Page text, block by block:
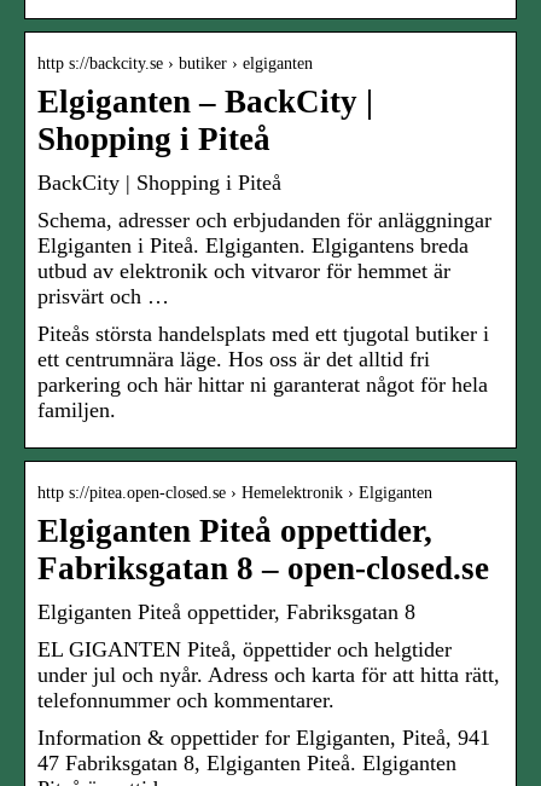
http s://backcity.se › butiker › elgiganten
Elgiganten – BackCity |
Shopping i Piteå
BackCity | Shopping i Piteå
Schema, adresser och erbjudanden för anläggningar
Elgiganten i Piteå. Elgiganten. Elgigantens breda
utbud av elektronik och vitvaror för hemmet är
prisvärt och …
Piteås största handelsplats med ett tjugotal butiker i
ett centrumnära läge. Hos oss är det alltid fri
parkering och här hittar ni garanterat något för hela
familjen.
http s://pitea.open-closed.se › Hemelektronik › Elgiganten
Elgiganten Piteå oppettider,
Fabriksgatan 8 – open-closed.se
Elgiganten Piteå oppettider, Fabriksgatan 8
EL GIGANTEN Piteå, öppettider och helgtider
under jul och nyår. Adress och karta för att hitta rätt,
telefonnummer och kommentarer.
Information & oppettider for Elgiganten, Piteå, 941
47 Fabriksgatan 8, Elgiganten Piteå. Elgiganten